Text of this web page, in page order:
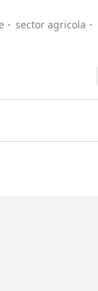
sector agricola